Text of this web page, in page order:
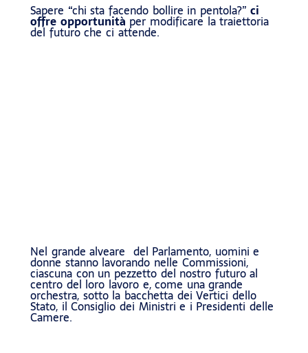
Sapere “chi sta facendo bollire in pentola?”ci
offre opportunità per modificare la traiettoria
del futuro che ci attende.
Nel grande alveare del Parlamento, uomini e
donne stanno lavorando nelle Commissioni,
ciascuna con un pezzetto del nostro futuro al
centro del loro lavoro e, come una grande
orchestra, sotto la bacchetta dei Vertici dello
Stato, il Consiglio dei Ministri e i Presidenti delle
Camere.